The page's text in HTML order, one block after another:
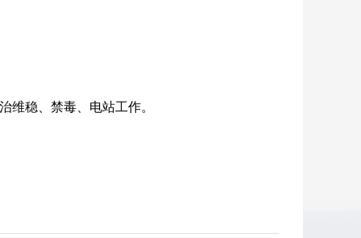
稳、禁毒、电站工作。